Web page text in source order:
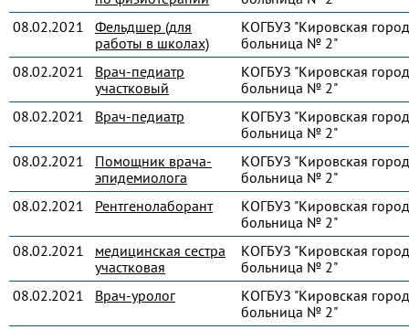
08.02.2021
Фельдшер (для
работы в школах)
КОГБУЗ "Кировская
больница № 2"
08.02.2021
Врач-педиатр
участковый
КОГБУЗ "Кировская
больница № 2"
08.02.2021
Врач-педиатр
КОГБУЗ "Кировская
больница № 2"
08.02.2021
Помощник врача-
эпидемиолога
КОГБУЗ "Кировская
больница № 2"
08.02.2021
Рентгенолаборант
КОГБУЗ "Кировская
больница № 2"
08.02.2021
медицинская сестра
участковая
КОГБУЗ "Кировская
больница № 2"
08.02.2021
Врач-уролог
КОГБУЗ "Кировская
больница № 2"